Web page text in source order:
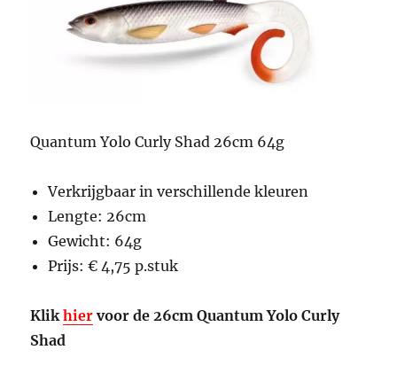
Quantum Yolo Curly Shad 26cm 64g
Verkrijgbaar in verschillende kleuren
Lengte: 26cm
Gewicht: 64g
Prijs: € 4,75 p.stuk
Klikhier voor de 26cm Quantum Yolo Curly
Shad